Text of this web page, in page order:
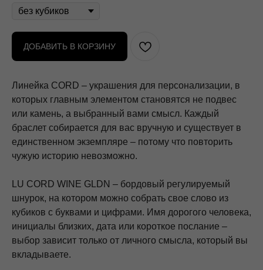
ДОБАВИТЬ В КОРЗИНУ
Линейка CORD – украшения для персонализации, в
которых главным элементом становятся не подвес
или камень, а выбранный вами смысл. Каждый
браслет собирается для вас вручную и существует в
единственном экземпляре – потому что повторить
чужую историю невозможно.
LU CORD WINE GLDN – бордовый регулируемый
шнурок, на котором можно собрать свое слово из
кубиков с буквами и цифрами. Имя дорогого человека,
инициалы близких, дата или короткое послание –
выбор зависит только от личного смысла, который вы
вкладываете.